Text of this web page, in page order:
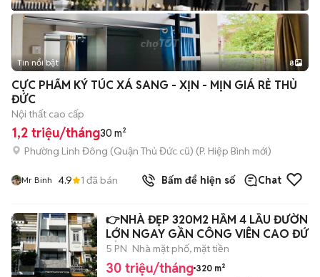
+2
Tin nổi bật 8
CỰC PHẨM KÝ TÚC XÁ SANG - XỊN - MỊN GIÁ RẺ THỦ
ĐỨC
Nội thất cao cấp
1,2 triệu/tháng30 m²
Phường Linh Đông (Quận Thủ Đức cũ) (P. Hiệp Bình mới)
Mr Binh 4.9 1 đã bán Bấm để hiện số Chat
👉NHÀ ĐẸP 320M2 HẦM 4 LẦU ĐƯỜNG
LỚN NGAY GẦN CÔNG VIÊN CAO ĐỨC
LÂN
5 PN Nhà mặt phố, mặt tiền
30 triệu/tháng 320 m²